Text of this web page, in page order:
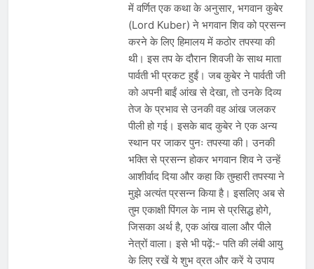
में वर्णित एक कथा के अनुसार, भगवान कुबेर
(Lord Kuber) ने भगवान शिव को प्रसन्न
करने के लिए हिमालय में कठोर तपस्या की
थी। इस तप के दौरान शिवजी के साथ माता
पार्वती भी प्रकट हुईं। जब कुबेर ने पार्वती जी
को अपनी बाईं आंख से देखा, तो उनके दिव्य
तेज के प्रभाव से उनकी वह आंख जलकर
पीली हो गई। इसके बाद कुबेर ने एक अन्य
स्थान पर जाकर पुनः तपस्या की। उनकी
भक्ति से प्रसन्न होकर भगवान शिव ने उन्हें
आशीर्वाद दिया और कहा कि तुम्हारी तपस्या ने
मुझे अत्यंत प्रसन्न किया है। इसलिए अब से
तुम एकाक्षी पिंगल के नाम से प्रसिद्ध होगे,
जिसका अर्थ है, एक आंख वाला और पीले
नेत्रों वाला। इसे भी पढ़ें:- पति की लंबी आयु
के लिए रखें ये शुभ व्रत और करें ये उपाय